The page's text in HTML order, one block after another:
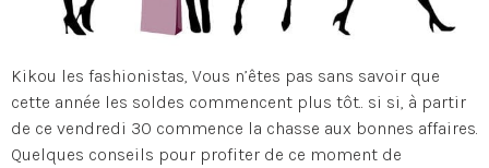
Kikou les fashionistas, Vous n’êtes pas sans savoir que
cette année les soldes commencent plus tôt.. si si, à partir
de ce vendredi 30 commence la chasse aux bonnes affaires.
Quelques conseils pour profiter de ce moment de